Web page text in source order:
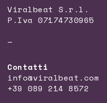
Viralbeat S.r.l.
P.Iva 07174730965
—
Contatti
info@viralbeat.com
+39 089 214 8572